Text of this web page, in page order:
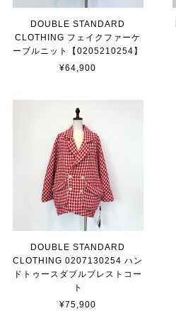
DOUBLE STANDARD
CLOTHING フェイクファーケ
ーブルニット【0205210254】
¥64,900
DOUBLE STANDARD
CLOTHING 0207130254 ハン
ドトゥースダブルブレストコー
ト
¥75,900